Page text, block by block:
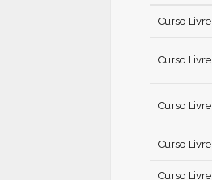
Curso Livre
Curso Livre
Curso Livre
Curso Livre
Curso Livre